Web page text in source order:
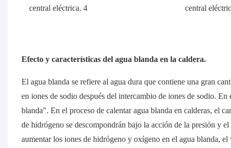
Efecto y características del agua blanda en la caldera.
El agua blanda se refiere al agua dura que contiene una gran
en iones de sodio después del intercambio de iones de sodio.
blanda". En el proceso de calentar agua blanda en calderas, el
de hidrógeno se descompondrán bajo la acción de la presión y
aumentar los iones de hidrógeno y oxígeno en el agua blanda,